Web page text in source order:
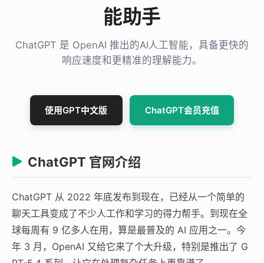
能助手
ChatGPT 是 OpenAI 推出的AI人工智能，具备更快的
响应速度和更精准的理解能力。
使用GPT中文版 ChatGPT会员充值
ChatGPT 官网介绍
ChatGPT 从 2022 年底发布到现在，已经从一个简单的
聊天工具变成了不少人工作和学习的得力帮手。到现在全
球每周有 9 亿多人在用，算是最普及的 AI 应用之一。今
年 3 月，OpenAI 又给它来了个大升级，特别是推出了 G